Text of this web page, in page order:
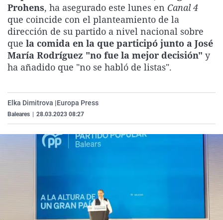
La rosa de los vientos
Gente viajera
Como el perro y el
Caso
Retornados
Equipo de
Operación Viuda
Extremadura
Galicia
La Rioja
Navarra
Virales
Televisión
Elecciones
Prohens, ha asegurado este lunes en Canal 4
que coincide con el planteamiento de la
dirección de su partido a nivel nacional sobre
que la comida en la que participó junto a José
María Rodríguez "no fue la mejor decisión" y
ha añadido que "no se habló de listas".
Elka Dimitrova |Europa Press
Baleares 28.03.2023 08:27